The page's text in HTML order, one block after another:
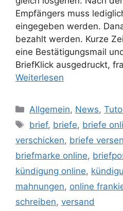
Empfängers muss
eingegeben werden.
bezahlt werden. Kurze
eine Bestätigungsmail
BriefKlick ausgedruckt,
Weiterlesen
Kategorien
Allgemein, News,
Schlagwörter
brief, briefe, briefe
verschicken, briefe
briefmarke online,
kündigung online,
mahnungen, online
schreiben, versand